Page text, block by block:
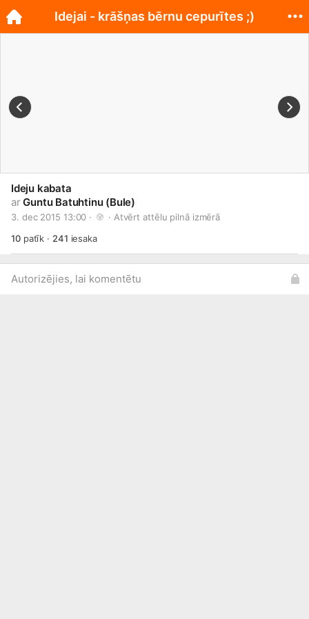
Ideju kabata
arGuntu Batuhtinu (Bule)
3. dec 2015 13:00 · · Atvērt attēlu pilnā izmērā
10patīk · 241 iesaka
Autorizējies, lai komentētu
Idejai - krāšņas bērnu cepurītes ;)